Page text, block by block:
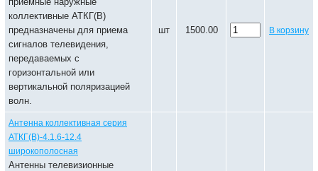
коллективные АТКГ(В)
предназначены для приема
сигналов телевидения,
передаваемых с
горизонтальной или
вертикальной поляризацией
волн.
шт 1500.00 В корзину
Антенна коллективная серия
АТКГ(В)-4.1.6-12.4
широкополосная
Антенны телевизионные